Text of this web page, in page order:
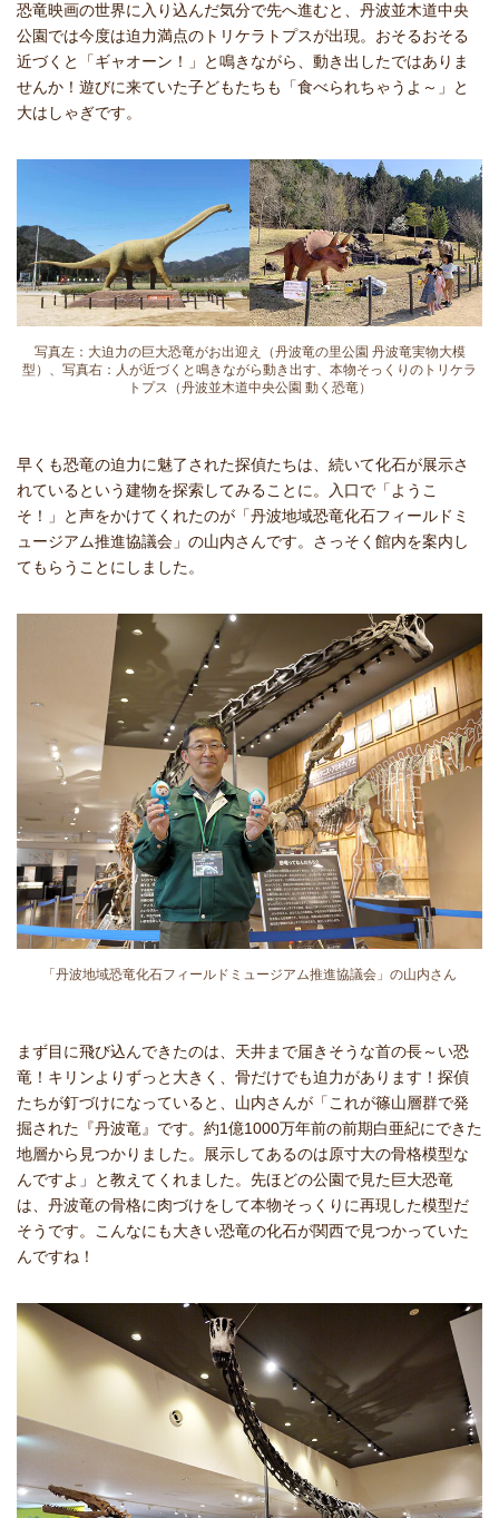
恐竜映画の世界に入り込んだ気分で先へ進むと、丹波並木道中央
公園では今度は迫力満点のトリケラトプスが出現。おそるおそる
近づくと「ギャオーン！」と鳴きながら、動き出したではありま
せんか！遊びに来ていた子どもたちも「食べられちゃうよ～」と
大はしゃぎです。
写真左：大迫力の巨大恐竜がお出迎え（丹波竜の里公園 丹波竜実物大模
型）、写真右：人が近づくと鳴きながら動き出す、本物そっくりのトリケラ
トプス（丹波並木道中央公園 動く恐竜）
早くも恐竜の迫力に魅了された探偵たちは、続いて化石が展示さ
れているという建物を探索してみることに。入口で「ようこ
そ！」と声をかけてくれたのが「丹波地域恐竜化石フィールドミ
ュージアム推進協議会」の山内さんです。さっそく館内を案内し
てもらうことにしました。
「丹波地域恐竜化石フィールドミュージアム推進協議会」の山内さん
まず目に飛び込んできたのは、天井まで届きそうな首の長～い恐
竜！キリンよりずっと大きく、骨だけでも迫力があります！探偵
たちが釘づけになっていると、山内さんが「これが篠山層群で発
掘された『丹波竜』です。約1億1000万年前の前期白亜紀にできた
地層から見つかりました。展示してあるのは原寸大の骨格模型な
んですよ」と教えてくれました。先ほどの公園で見た巨大恐竜
は、丹波竜の骨格に肉づけをして本物そっくりに再現した模型だ
そうです。こんなにも大きい恐竜の化石が関西で見つかっていた
んですね！